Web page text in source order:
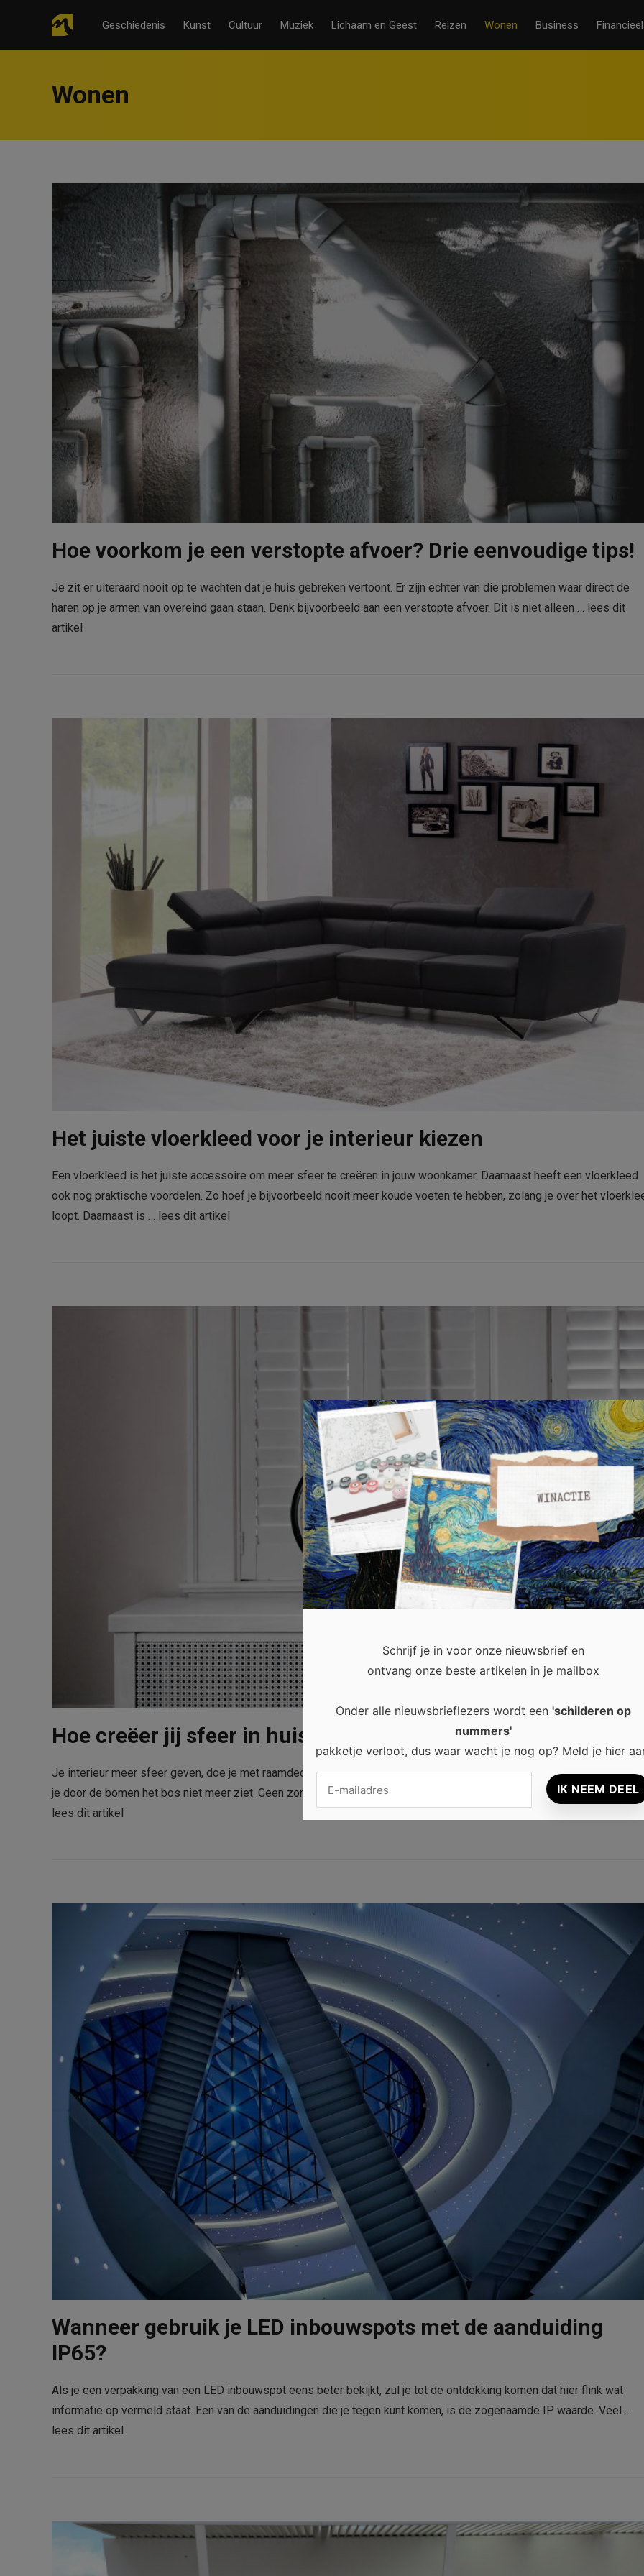
Geschiedenis Kunst Cultuur Muziek Lichaam en Geest Reizen Wonen Business Financieel
Wonen
Hoe voorkom je een verstopte afvoer? Drie eenvoudige tips!
Je zit er uiteraard nooit op te wachten dat je huis gebreken vertoont. Er zijn echter van die problemen waar direct de
haren op je armen van overeind gaan staan. Denk bijvoorbeeld aan een verstopte afvoer. Dit is niet alleen … lees dit
artikel
Het juiste vloerkleed voor je interieur kiezen
Een vloerkleed is het juiste accessoire om meer sfeer te creëren in jouw woonkamer. Daarnaast heeft een vloerkleed
ook nog praktische voordelen. Zo hoef je bijvoorbeeld nooit meer koude voeten te hebben, zolang je over het
loopt. Daarnaast is … lees dit artikel
Hoe creëer jij sfeer in huis met shutters
Je interieur meer sfeer geven, doe je met raamdecoratie. Tegenwoordig zijn er zoveel keuzes voor je raambekleding
je door de bomen het bos niet meer ziet. Geen zorgen, hulp is onderweg! Hier leggen we uit waarom je moet kiezen …
lees dit artikel
Wanneer gebruik je LED inbouwspots met de aanduiding
IP65?
Als je een verpakking van een LED inbouwspot eens beter bekijkt, zul je tot de ontdekking komen dat hier flink wat
informatie op vermeld staat. Een van de aanduidingen die je tegen kunt komen, is de zogenaamde IP waarde. Veel …
lees dit artikel
Schrijf je in voor onze nieuwsbrief en
ontvang onze beste artikelen in je mailbox
Onder alle nieuwsbrieflezers wordt een 'schilderen op
nummers'
pakketje verloot, dus waar wacht je nog op? Meld je hier